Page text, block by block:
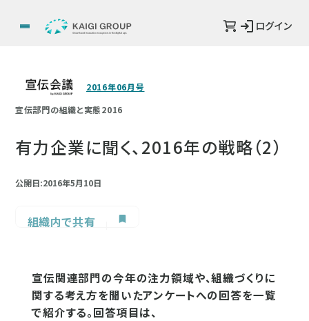
ログイン
2016年06月号
宣伝部門の組織と実態2016
有力企業に聞く、2016年の戦略（2）
公開日:2016年5月10日
組織内で共有
宣伝関連部門の今年の注力領域や、組織づくりに
関する考え方を聞いたアンケートへの回答を一覧
で紹介する。回答項目は、